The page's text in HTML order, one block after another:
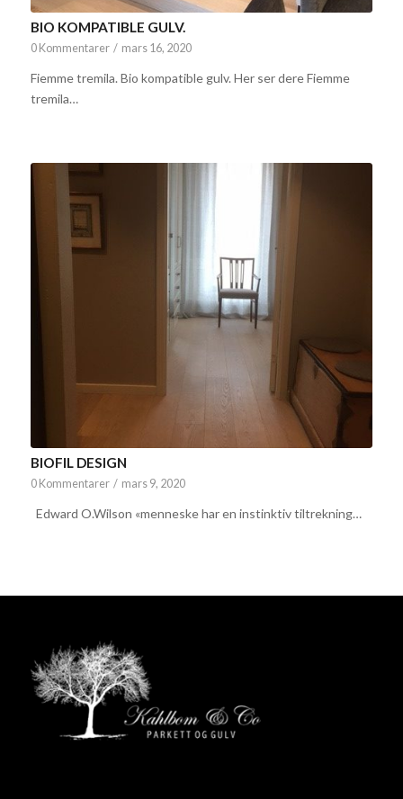
BIO KOMPATIBLE GULV.
0 Kommentarer / mars 16, 2020
Fiemme tremila. Bio kompatible gulv. Her ser dere Fiemme
tremila…
BIOFIL DESIGN
0 Kommentarer / mars 9, 2020
Edward O.Wilson «menneske har en instinktiv tiltrekning…